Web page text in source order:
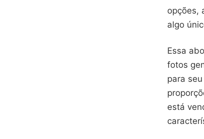
opções,
algo
Essa
fotos
para
está